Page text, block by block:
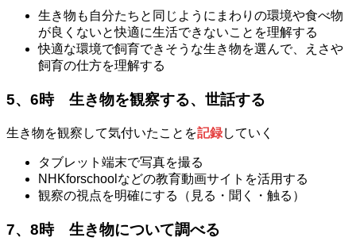
生き物も自分たちと同じようにまわりの環境や食べ物
が良くないと快適に生活できないことを理解する
快適な環境で飼育できそうな生き物を選んで、えさや
飼育の仕方を理解する
5、6時 生き物を観察する、世話する
生き物を観察して気付いたことを記録していく
タブレット端末で写真を撮る
NHKforschoolなどの教育動画サイトを活用する
観察の視点を明確にする（見る・聞く・触る）
7、8時 生き物について調べる